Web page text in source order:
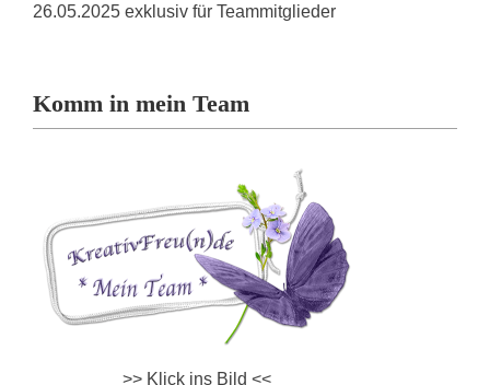
26.05.2025 exklusiv für Teammitglieder
Komm in mein Team
>> Klick ins Bild <<